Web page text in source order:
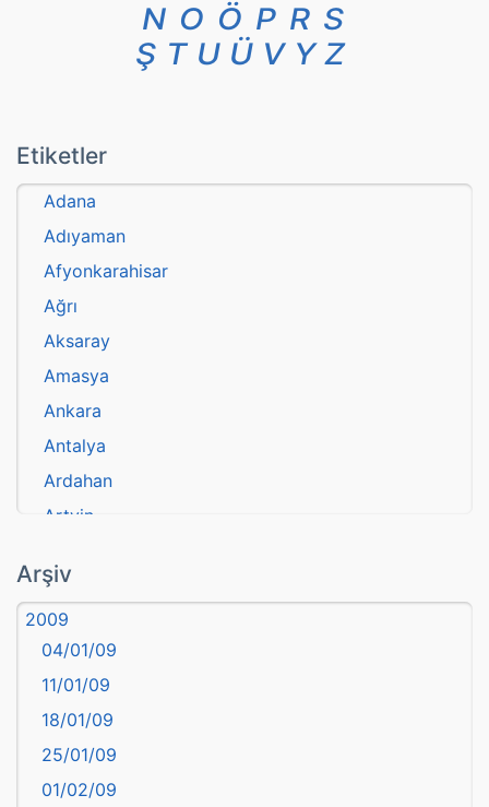
N O Ö P R S
Ş T U Ü V Y Z
Etiketler
Adana
Adıyaman
Afyonkarahisar
Ağrı
Aksaray
Amasya
Ankara
Antalya
Ardahan
Artvin
Aydın
Balıkesir
Bartın
başkentler
Batman
Bayburt
Bilecik
Arşiv
2009
04/01/09
11/01/09
18/01/09
25/01/09
01/02/09